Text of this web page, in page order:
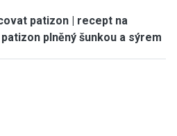
patizon | recept na
plněný šunkou a sýrem